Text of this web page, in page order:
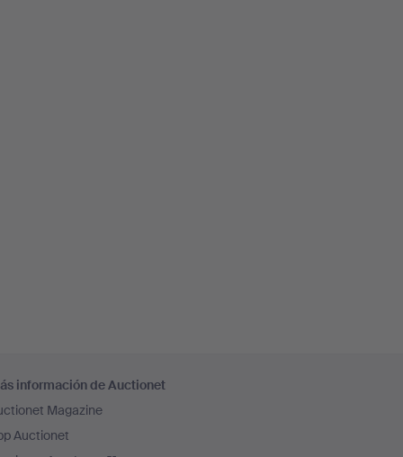
información de Auctionet
Magazine
Auctionet